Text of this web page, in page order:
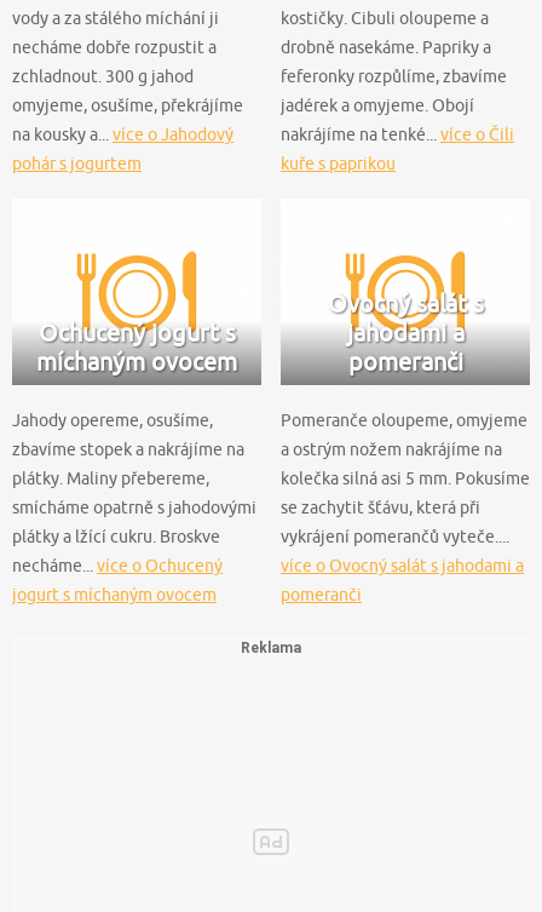
vody a za stálého míchání ji
necháme dobře rozpustit a
zchladnout. 300 g jahod
omyjeme, osušíme, překrájíme
na kousky a... více o Jahodový
pohár s jogurtem
kostičky. Cibuli oloupeme a
drobně nasekáme. Papriky a
feferonky rozpůlíme, zbavíme
jadérek a omyjeme. Obojí
nakrájíme na tenké... více o Čili
kuře s paprikou
Ochucený jogurt s
míchaným ovocem
Jahody opereme, osušíme,
zbavíme stopek a nakrájíme na
plátky. Maliny přebereme,
smícháme opatrně s jahodovými
plátky a lžící cukru. Broskve
necháme... více o Ochucený
jogurt s míchaným ovocem
Ovocný salát s
jahodami a
pomeranči
Pomeranče oloupeme, omyjeme
a ostrým nožem nakrájíme na
kolečka silná asi 5 mm. Pokusíme
se zachytit šťávu, která při
vykrájení pomerančů vyteče....
více o Ovocný salát s jahodami a
pomeranči